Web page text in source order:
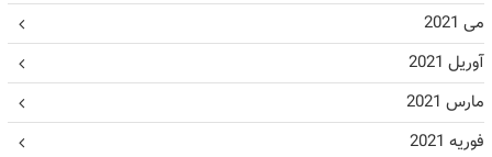
می 2021
آوریل 2021
مارس 2021
فوریه 2021